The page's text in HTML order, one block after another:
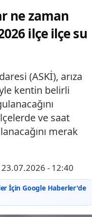
ne zaman
ilçe ilçe su
(ASKİ), arıza
kentin belirli
ve saat
merak
23.07.2026 - 12:40
İçin Google Haberler'de